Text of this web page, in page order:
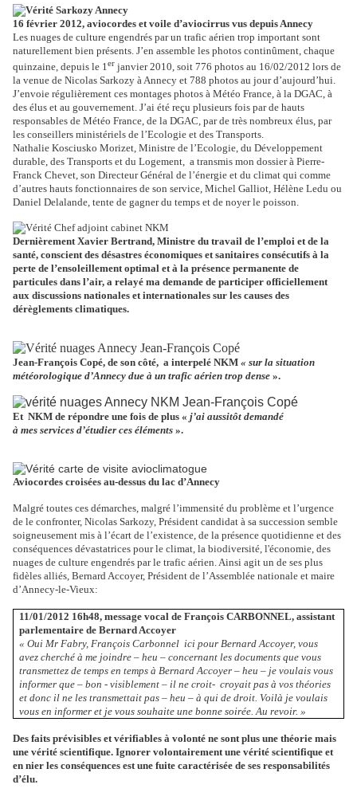
16 février 2012, aviocordes et voile d’aviocirrus vus depuis Annecy
Les nuages de culture engendrés par un trafic aérien trop important sont
naturellement bien présents. J’en assemble les photos continûment, chaque
quinzaine, depuis le 1 er janvier 2010, soit 776 photos au 16/02/2012 lors de
la venue de Nicolas Sarkozy à Annecy et 788 photos au jour d’aujourd’hui.
J’envoie régulièrement ces montages photos à Météo France, à la DGAC, à
des élus et au gouvernement. J’ai été reçu plusieurs fois par de hauts
responsables de Météo France, de la DGAC, par de très nombreux élus, par
les conseillers ministériels de l’Ecologie et des Transports.
Nathalie Kosciusko Morizet, Ministre de l’Ecologie, du Développement
durable, des Transports et du Logement, a transmis mon dossier à Pierre-
Franck Chevet, son Directeur Général de l’énergie et du climat qui comme
d’autres hauts fonctionnaires de son service, Michel Galliot, Hélène Ledu ou
Daniel Delalande, tente de gagner du temps et de noyer le poisson.
Dernièrement Xavier Bertrand, Ministre du travail de l’emploi et de la
santé, conscient des désastres économiques et sanitaires consécutifs à la
perte de l’ensoleillement optimal et à la présence permanente de
particules dans l’air, a relayé ma demande de participer officiellement
aux discussions nationales et internationales sur les causes des
dérèglements climatiques.
Jean-François Copé, de son côté, a interpelé NKM « sur la situation
météorologique d’Annecy due à un trafic aérien trop dense ».
Et NKM de répondre une fois de plus « j’ai aussitôt demandé
à mes services d’étudier ces éléments ».
Aviocordes croisées au-dessus du lac d’Annecy
Malgré toutes ces démarches, malgré l’immensité du problème et l’urgence
de le confronter, Nicolas Sarkozy, Président candidat à sa succession semble
soigneusement mis à l’écart de l’existence, de la présence quotidienne et des
conséquences dévastatrices pour le climat, la biodiversité, l'économie, des
nuages de culture engendrés par le trafic aérien. Ainsi agit un de ses plus
fidèles alliés, Bernard Accoyer, Président de l’Assemblée nationale et maire
d’Annecy-le-Vieux:
11/01/2012 16h48, message vocal de François CARBONNEL, assistant
parlementaire de Bernard Accoyer
« Oui Mr Fabry, François Carbonnel ici pour Bernard Accoyer, vous
avez cherché à me joindre – heu – concernant les documents que vous
transmettez de temps en temps à Bernard Accoyer – heu – je voulais vous
informer que – bon - visiblement – il ne croit- croyait pas à vos théories
et donc il ne les transmettait pas – heu – à qui de droit. Voilà je voulais
vous en informer et je vous souhaite une bonne soirée. Au revoir. »
Des faits prévisibles et vérifiables à volonté ne sont plus une théorie mais
une vérité scientifique. Ignorer volontairement une vérité scientifique et
en nier les conséquences est une fuite caractérisée de ses responsabilités
d’élu.